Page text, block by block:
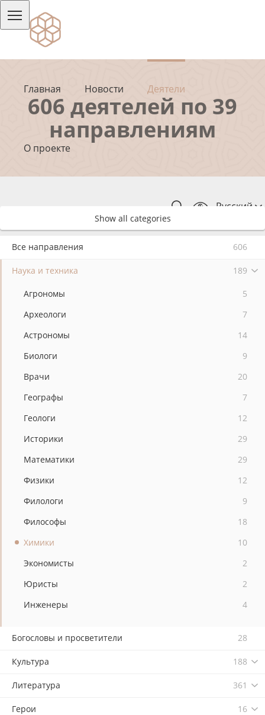
Главная Новости Деятели
О проекте
Русский
606 деятелей по 39
направлениям
Show all categories
Все направления 606
Наука и техника 189
Агрономы
5
Археологи
7
Астрономы
14
Биологи
9
Врачи
20
Географы
7
Геологи
12
Историки
29
Математики
29
Физики
12
Филологи
9
Философы
18
Химики
10
Экономисты
2
Юристы
2
Инженеры
4
Богословы и просветители 28
Культура 188
Литература 361
Герои 16